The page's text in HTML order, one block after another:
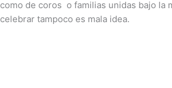
como de coros o familias unidas bajo la
celebrar tampoco es mala idea.